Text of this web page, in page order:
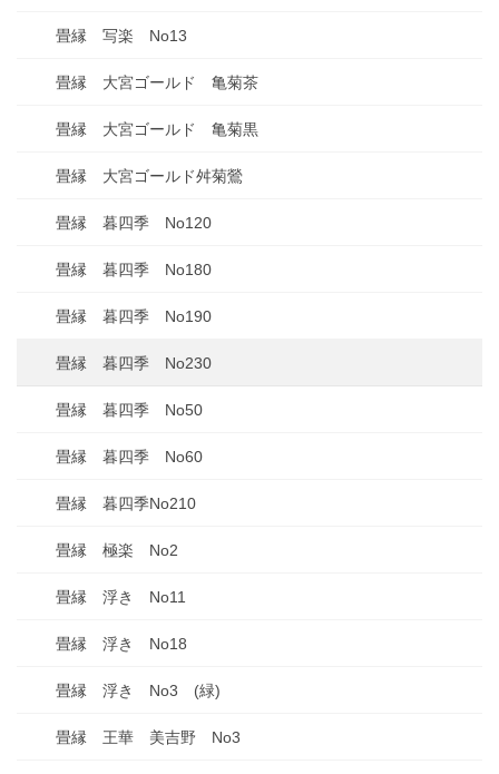
畳縁 写楽 No13
畳縁 大宮ゴールド 亀菊茶
畳縁 大宮ゴールド 亀菊黒
畳縁 大宮ゴールド舛菊鶯
畳縁 暮四季 No120
畳縁 暮四季 No180
畳縁 暮四季 No190
畳縁 暮四季 No230
畳縁 暮四季 No50
畳縁 暮四季 No60
畳縁 暮四季No210
畳縁 極楽 No2
畳縁 浮き No11
畳縁 浮き No18
畳縁 浮き No3 (緑)
畳縁 王華 美吉野 No3